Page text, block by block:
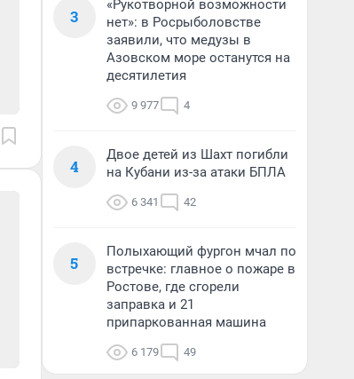
3
«Рукотворной возможности
нет»: в Росрыболовстве
заявили, что медузы в
Азовском море останутся на
десятилетия
9 977 4
4
Двое детей из Шахт погибли
на Кубани из-за атаки БПЛА
6 341 42
5
Полыхающий фургон мчал по
встречке: главное о пожаре в
Ростове, где сгорели
заправка и 21
припаркованная машина
6 179 49